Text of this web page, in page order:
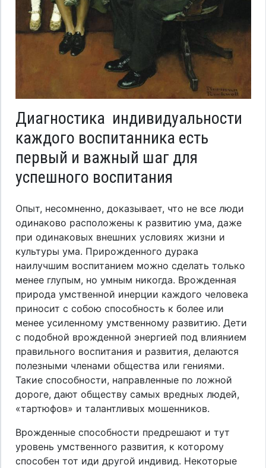
Диагностика индивидуальности
каждого воспитанника есть
первый и важный шаг для
успешного воспитания
Опыт, несомненно, доказывает, что не все люди
одинаково расположены к развитию ума, даже
при одинаковых внешних условиях жизни и
культуры ума. Прирожденного дурака
наилучшим воспитанием можно сделать только
менее глупым, но умным никогда. Врожденная
природа умственной инерции каждого человека
приносит с собою способность к более или
менее усиленному умственному развитию. Дети
с подобной врожденной энергией под влиянием
правильного воспитания и развития, делаются
полезными членами общества или гениями.
Такие способности, направленные по ложной
дороге, дают обществу самых вредных людей,
«тартюфов» и талантливых мошенников.
Врожденные способности предрешают и тут
уровень умственного развития, к которому
способен тот иди другой индивид. Некоторые